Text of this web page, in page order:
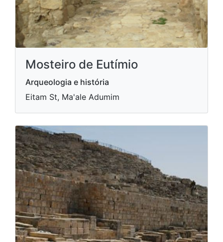
Mosteiro de Eutímio
Arqueologia e história
Eitam St, Ma'ale Adumim